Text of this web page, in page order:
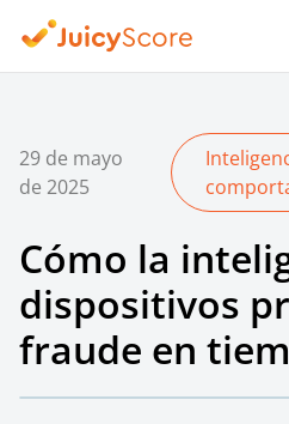
29 de mayo
de 2025
Cómo la
dispositivos
fraude en